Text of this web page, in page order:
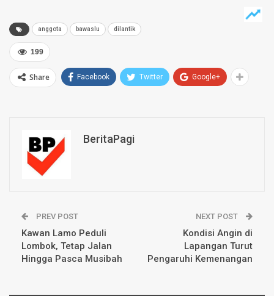
anggota bawaslu dilantik
199
Share Facebook Twitter Google+
BeritaPagi
PREV POST
Kawan Lamo Peduli
Lombok, Tetap Jalan
Hingga Pasca Musibah
NEXT POST
Kondisi Angin di
Lapangan Turut
Pengaruhi Kemenangan